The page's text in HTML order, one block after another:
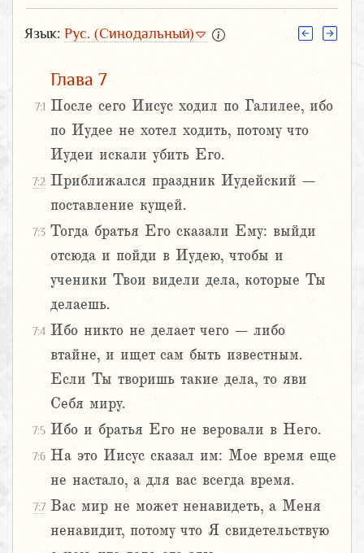
Язык: Рус. (Синодальный)
Глава 7
7:1 После сего Иисус ходил по Галилее, ибо
по Иудее не хотел ходить, потому что
Иудеи искали убить Его.
7:2 Приближался праздник Иудейский –
поставление кущей.
7:3 Тогда братья Его сказали Ему: выйди
отсюда и пойди в Иудею, чтобы и
ученики Твои видели дела, которые Ты
делаешь.
7:4 Ибо никто не делает чего – либо
втайне, и ищет сам быть известным.
Если Ты творишь такие дела, то яви
Себя миру.
7:5 Ибо и братья Его не веровали в Него.
7:6 На это Иисус сказал им: Мое время еще
не настало, а для вас всегда время.
7:7 Вас мир не может ненавидеть, а Меня
ненавидит, потому что Я свидетельствую